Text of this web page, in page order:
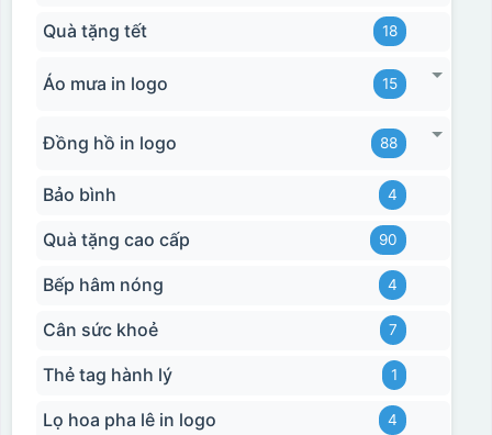
Quà tặng tết 18
Áo mưa in logo 15
Đồng hồ in logo 88
Bảo bình 4
Quà tặng cao cấp 90
Bếp hâm nóng 4
Cân sức khoẻ 7
Thẻ tag hành lý 1
Lọ hoa pha lê in logo 4